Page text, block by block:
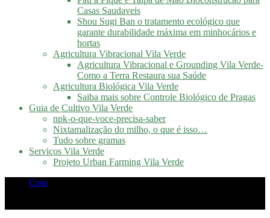
Casas Saudaveis
Shou Sugi Ban o tratamento ecológico que
garante durabilidade máxima em minhocários e
hortas
Agricultura Vibracional Vila Verde
Agricultura Vibracional e Grounding Vila Verde-
Como a Terra Restaura sua Saúde
Agricultura Biológica Vila Verde
Saiba mais sobre Controle Biológico de Pragas
Guia de Cultivo Vila Verde
npk-o-que-voce-precisa-saber
Nixtamalização do milho, o que é isso…
Tudo sobre gramas
Serviços Vila Verde
Projeto Urban Farming Vila Verde
Casa